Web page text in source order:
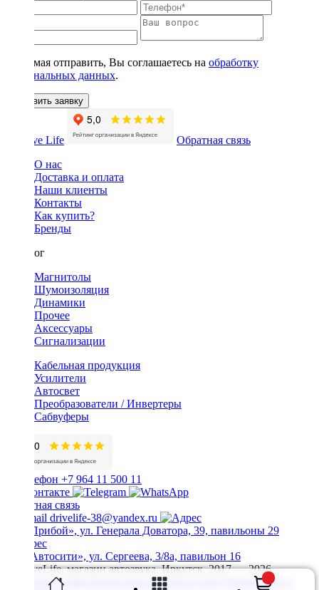
Нажимая отправить, Вы соглашаетесь на обработку
персональных данных.
Оставить заявку
Обратная связь
О нас
Доставка и оплата
Наши клиенты
Контакты
Как купить?
Бренды
Каталог
Магнитолы
Шумоизоляция
Динамики
Прочее
Аксессуары
Сигнализации
Кабельная продукция
Усилители
Автосвет
Преобразователи / Инвертеры
Сабвуферы
+7 964 11 500 11
Обратная связь
drivelife-38@yandex.ru
ТЦ «Прибой», ул. Генерала Доватора, 39, павильоны 29
ТЦ «Автосити», ул. Сергеева, 3/8а, павильон 16
© DriveLife, магазин автозвука, Иркутск. 2017 — 2026
Политика конфиденциальности Карта сайта
Разработано в